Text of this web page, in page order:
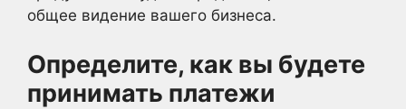
общее видение вашего бизнеса.
Определите, как вы будете
принимать платежи